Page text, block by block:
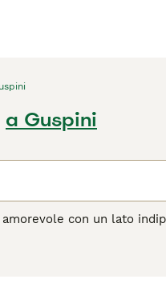
a Guspini
con un lato
dal TICA. L'unica